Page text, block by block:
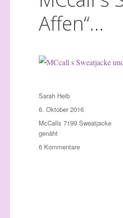
Affen“…
Autor
Sarah Heib
Veröffentlicht
am
6. Oktober 2016
Schlagwörter
McCalls 7199 Sweatjacke
genäht
6 Kommentarezu